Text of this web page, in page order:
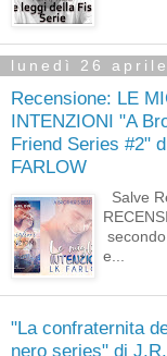
lunedì 26
Recensione: LE
INTENZIONI "A
Friend Series #2"
FARLOW
Salve
e...
"La confraternita
nero series" di